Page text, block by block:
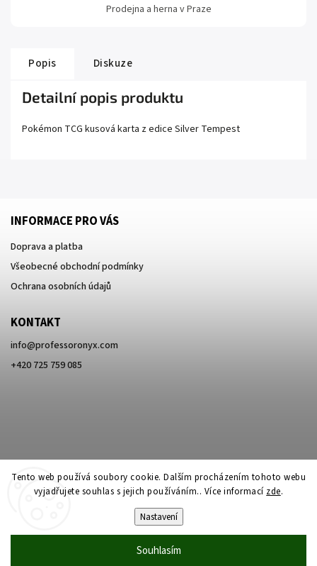
Tento web používá soubory cookie. Dalším procházením tohoto webu
vyjadřujete souhlas s jejich používáním.. Více informací zde.
Nastavení
Souhlasím
Prodejna a herna v Praze
Popis Diskuze
Detailní popis produktu
Pokémon TCG kusová karta z edice Silver Tempest
INFORMACE PRO VÁS
Doprava a platba
Všeobecné obchodní podmínky
Ochrana osobních údajů
KONTAKT
info@professoronyx.com
+420 725 759 085
Professor Onyx. Všechna práva vyhrazena.